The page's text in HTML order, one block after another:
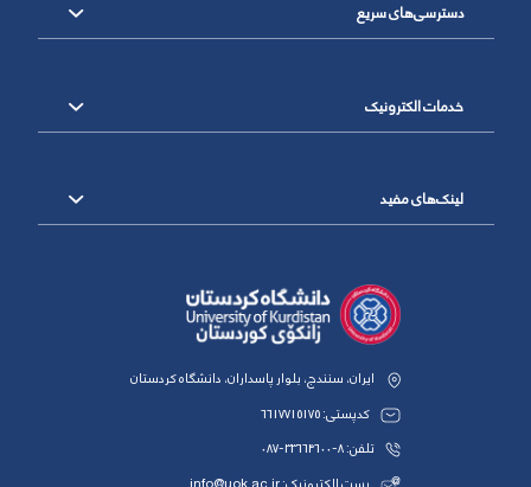
دسترسی‌های سریع
خدمات الکترونیک
لینک‌های مفید
ایران، سنندج، بلوار پاسداران، دانشگاه کردستان
کدپستی: 6617715175
تلفن: 8-33664600-087